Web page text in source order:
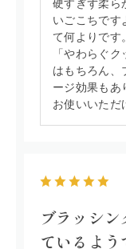
硬すぎず柔ら
いごこちです
て何よりです。
「やわらぐ
はもちろん、
ージ効果もあ
お使いいただ
ブラッシ
ているよ